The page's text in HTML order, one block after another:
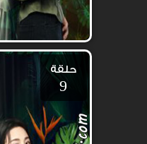
حلقة
9